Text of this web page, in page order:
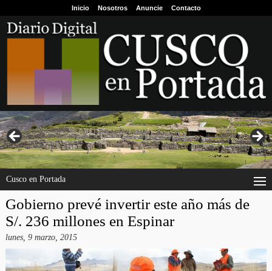
Inicio Nosotros Anuncie Contacto
Cusco en Portada
Gobierno prevé invertir este año más de
S/. 236 millones en Espinar
lunes, 9 marzo, 2015